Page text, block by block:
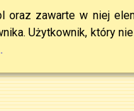
zawarte w niej
Użytkownik, który